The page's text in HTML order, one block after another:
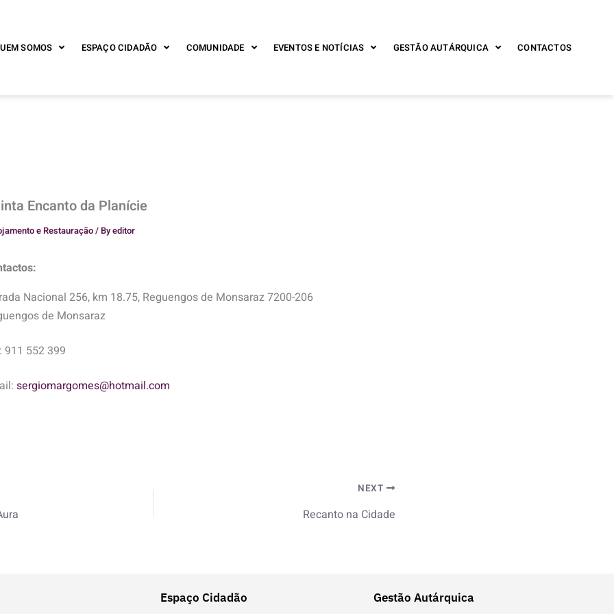
SOMOS ESPAÇO CIDADÃO COMUNIDADE EVENTOS E NOTÍCIAS GESTÃO AUTÁRQUICA CONTACTOS
Encanto da Planície
e Restauração/ Byeditor
Nacional 256, km 18.75, Reguengos de Monsaraz 7200-206
de Monsaraz
911 552 399
sergiomargomes@hotmail.com
NEXT
Recanto na Cidade
Espaço Cidadão Gestão Autárquica